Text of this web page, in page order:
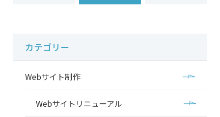
カテゴリー
Webサイト制作
Webサイトリニューアル